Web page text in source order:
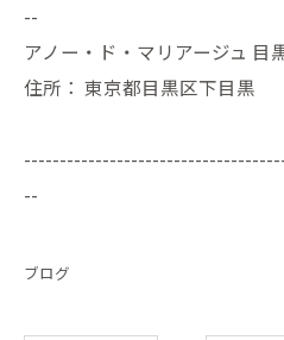
--
アノー・ド・マリアージュ 目
住所： 東京都目黒区下目黒
--
ブログ